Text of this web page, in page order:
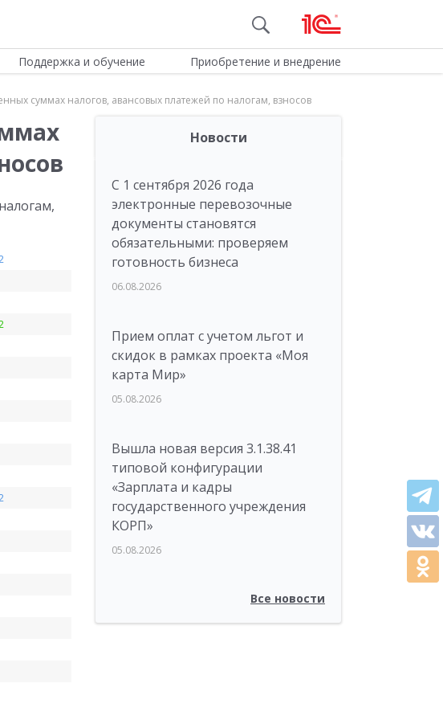
Поддержка и обучение Приобретение и внедрение
суммах налогов, авансовых платежей по налогам, взносов
Новости
С 1 сентября 2026 года
электронные перевозочные
документы становятся
обязательными: проверяем
готовность бизнеса
06.08.2026
Прием оплат с учетом льгот и
скидок в рамках проекта «Моя
карта Мир»
05.08.2026
Вышла новая версия 3.1.38.41
типовой конфигурации
«Зарплата и кадры
государственного учреждения
КОРП»
05.08.2026
Все новости